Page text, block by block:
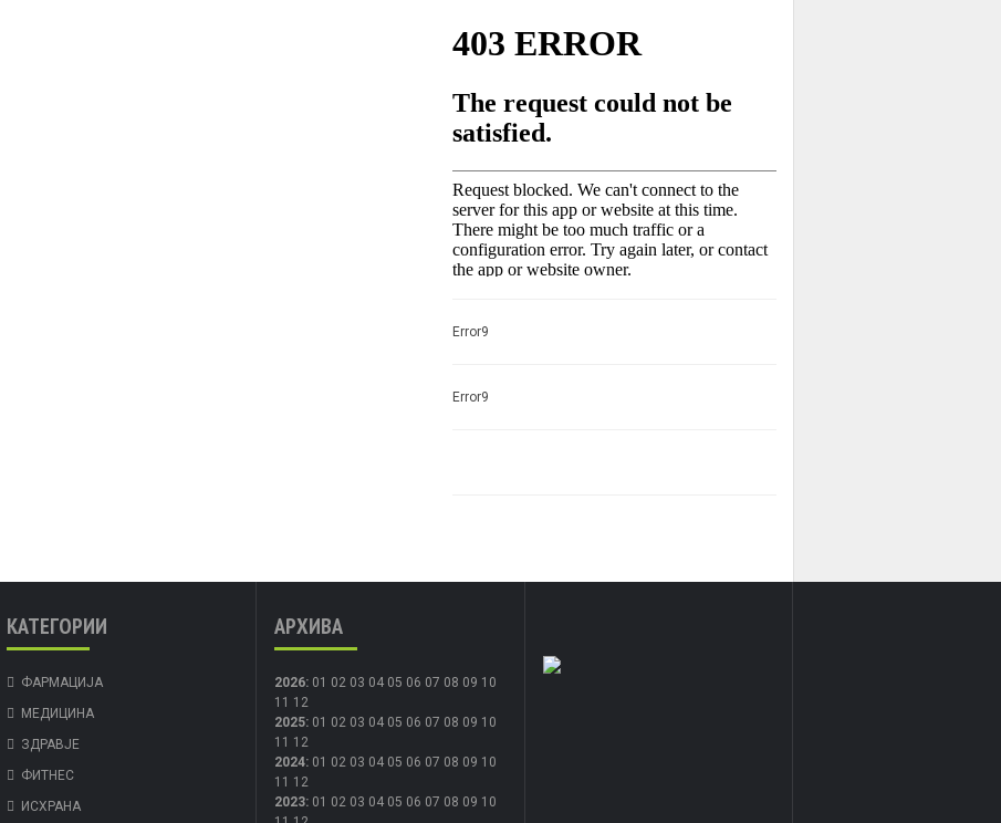
Error9
Error9
КАТЕГОРИИ
ФАРМАЦИЈА
МЕДИЦИНА
ЗДРАВЈЕ
ФИТНЕС
ИСХРАНА
АРХИВА
2026: 01 02 03 04 05 06 07 08 09 10
11 12
2025: 01 02 03 04 05 06 07 08 09 10
11 12
2024: 01 02 03 04 05 06 07 08 09 10
11 12
2023: 01 02 03 04 05 06 07 08 09 10